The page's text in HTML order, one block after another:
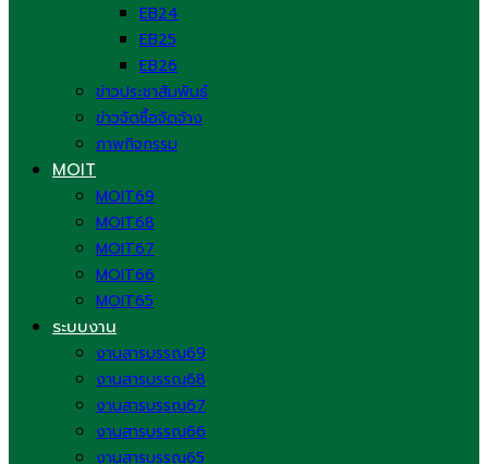
EB24
EB25
EB26
ข่าวประชาสัมพันธ์
ข่าวจัดซื้อจัดจ้าง
ภาพกิจกรรม
MOIT
MOIT69
MOIT68
MOIT67
MOIT66
MOIT65
ระบบงาน
งานสารบรรณ69
งานสารบรรณ68
งานสารบรรณ67
งานสารบรรณ66
งานสารบรรณ65